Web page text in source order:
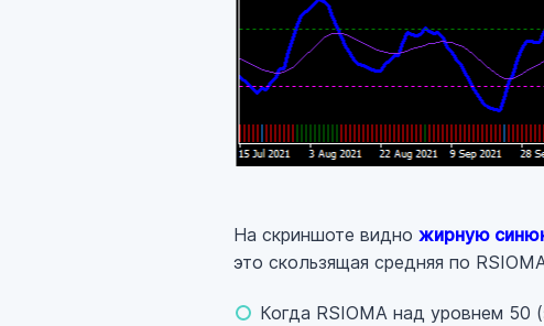
На скриншоте видно жирную
это скользящая средняя по
Когда RSIOMA над уровнем 50